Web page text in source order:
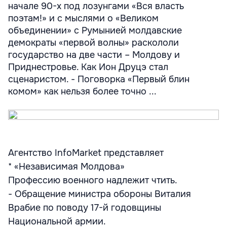
начале 90-х под лозунгами «Вся власть
поэтам!» и с мыслями о «Великом
объединении» с Румынией молдавские
демократы «первой волны» раскололи
государство на две части – Молдову и
Приднестровье. Как Ион Друцэ стал
сценаристом. - Поговорка «Первый блин
комом» как нельзя более точно ...
Агентство InfoMarket представляет
* «Независимая Молдова»
Профессию военного надлежит чтить.
- Обращение министра обороны Виталия
Врабие по поводу 17-й годовщины
Национальной армии.